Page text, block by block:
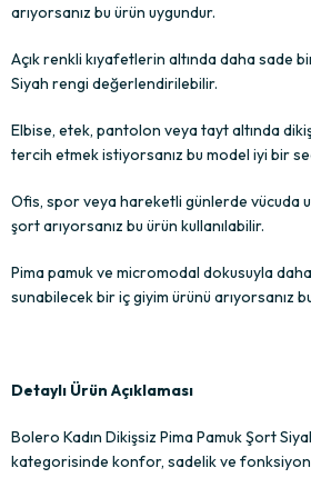
arıyorsanız bu ürün uygundur.
Açık renkli kıyafetlerin altında daha sade
Siyah rengi değerlendirilebilir.
Elbise, etek, pantolon veya tayt altında
tercih etmek istiyorsanız bu model iyi bir
Ofis, spor veya hareketli günlerde vücuda
şort arıyorsanız bu ürün kullanılabilir.
Pima pamuk ve micromodal dokusuyla
sunabilecek bir iç giyim ürünü arıyorsanız
Detaylı Ürün Açıklaması
Bolero Kadın Dikişsiz Pima Pamuk Şort
kategorisinde konfor, sadelik ve